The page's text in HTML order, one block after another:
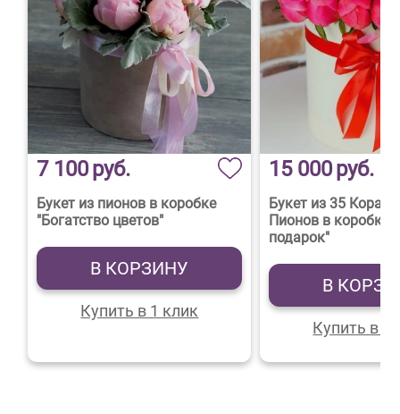
7 100руб.
Букет из пионов в коробке
"Богатство цветов"
В КОРЗИНУ
Купить в 1 клик
15 000руб.
Букет из 35
Пионов в коробке
подарок"
В
Купить в 1